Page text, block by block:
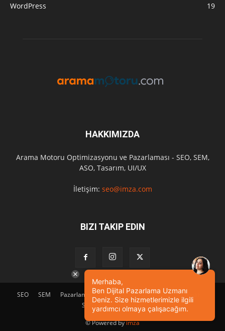
WordPress
19
HAKKIMIZDA
Arama Motoru Optimizasyonu ve Pazarlaması - SEO, SEM,
ASO, Tasarım, UI/UX
İletişim: seo@imza.com
BIZI TAKIP EDIN
SEO SEM Pazarlama Tasarım Sosyal Medya
Etkinlik
SEO Eğitimi
İletişim
© Powered byimza
Merhaba,
Ben Dijital Pazarlama Uzmanı
Deniz. Size hizmetlerimizle ilgili
yardımcı olmaya çalışacağım.